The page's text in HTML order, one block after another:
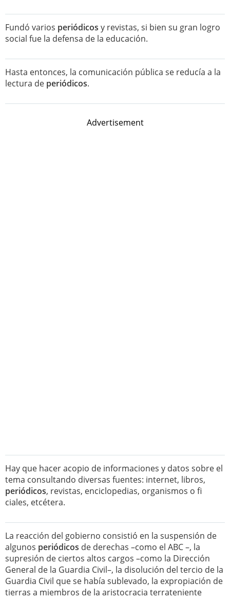
Fundó varios periódicos y revistas, si bien su gran logro
social fue la defensa de la educación.
Hasta entonces, la comunicación pública se reducía a la
lectura de periódicos.
Advertisement
Hay que hacer acopio de informaciones y datos sobre el
tema consultando diversas fuentes: internet, libros,
periódicos, revistas, enciclopedias, organismos o fi
ciales, etcétera.
La reacción del gobierno consistió en la suspensión de
algunos periódicos de derechas –como el ABC –, la
supresión de ciertos altos cargos –como la Dirección
General de la Guardia Civil–, la disolución del tercio de la
Guardia Civil que se había sublevado, la expropiación de
tierras a miembros de la aristocracia terrateniente